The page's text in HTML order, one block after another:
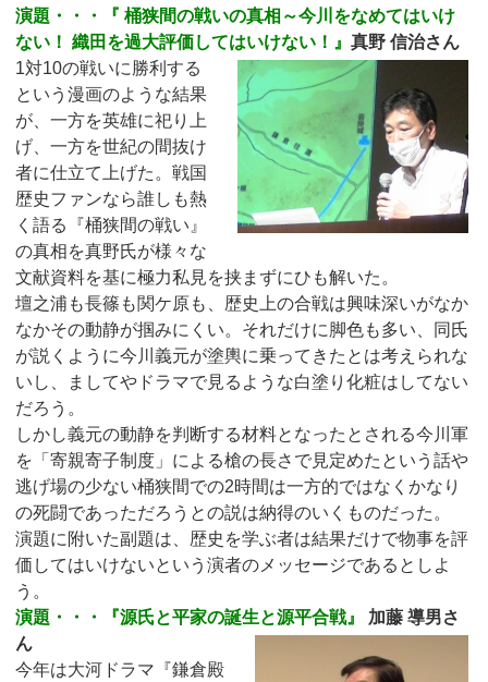
演題・・・『 桶狭間の戦いの真相～今川をなめてはいけ
ない！ 織田を過大評価してはいけない！』真野 信治さん
1対10の戦いに勝利する
という漫画のような結果
が、一方を英雄に祀り上
げ、一方を世紀の間抜け
者に仕立て上げた。戦国
歴史ファンなら誰しも熱
く語る『桶狭間の戦い』
の真相を真野氏が様々な
文献資料を基に極力私見を挟まずにひも解いた。
壇之浦も長篠も関ケ原も、歴史上の合戦は興味深いがなか
なかその動静が掴みにくい。それだけに脚色も多い、同氏
が説くように今川義元が塗輿に乗ってきたとは考えられな
いし、ましてやドラマで見るような白塗り化粧はしてない
だろう。
しかし義元の動静を判断する材料となったとされる今川軍
を「寄親寄子制度」による槍の長さで見定めたという話や
逃げ場の少ない桶狭間での2時間は一方的ではなくかなり
の死闘であっただろうとの説は納得のいくものだった。
演題に附いた副題は、歴史を学ぶ者は結果だけで物事を評
価してはいけないという演者のメッセージであるとしよ
う。
演題・・・『源氏と平家の誕生と源平合戦』 加藤 導男さ
ん
今年は大河ドラマ『鎌倉殿